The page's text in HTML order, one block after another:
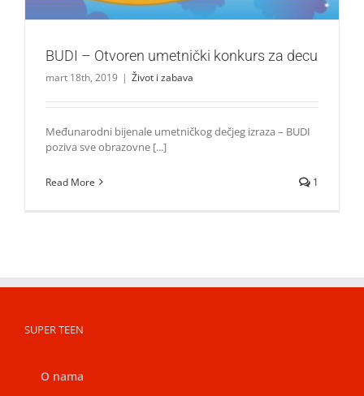
BUDI – Otvoren umetnički konkurs za decu
mart 18th, 2019 | Život i zabava
Međunarodni bijenale umetničkog dečjeg izraza – BUDI
poziva sve obrazovne [...]
Read More 1
SUPER TEEN
O nama